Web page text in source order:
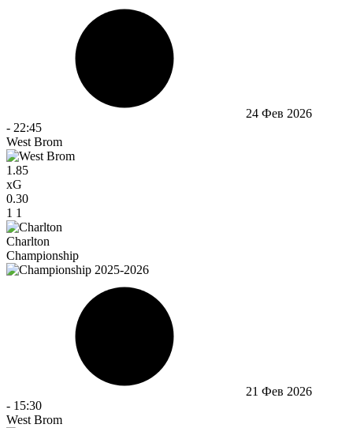
24 Фев 2026
- 22:45
West Brom
1.85
xG
0.30
1 1
Charlton
Championship
21 Фев 2026
- 15:30
West Brom